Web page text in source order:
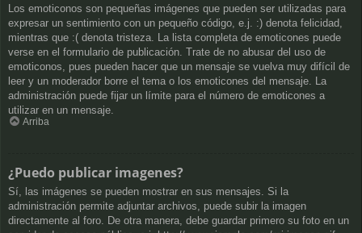
Los emoticonos son pequeñas imágenes que pueden ser utilizadas para
expresar un sentimiento con un pequeño código, e.j. :) denota felicidad,
mientras que :( denota tristeza. La lista completa de emoticones puede
verse en el formulario de publicación. Trate de no abusar del uso de
emoticonos, pues pueden hacer que un mensaje se vuelva muy difícil de
leer y un moderador borre el tema o los emoticones del mensaje. La
administración puede fijar un límite para el número de emoticones a
utilizar en un mensaje.
Arriba
¿Puedo publicar imagenes?
Sí, las imágenes se pueden mostrar en sus mensajes. Si la
administración permite adjuntar archivos, puede subir la imagen
directamente al foro. De otra manera, debe guardar primero su foto en un